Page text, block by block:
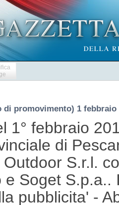
di promovimento) 1 febbraio
1° febbraio
di
S.r.l.
e Soget
pubblicita' -